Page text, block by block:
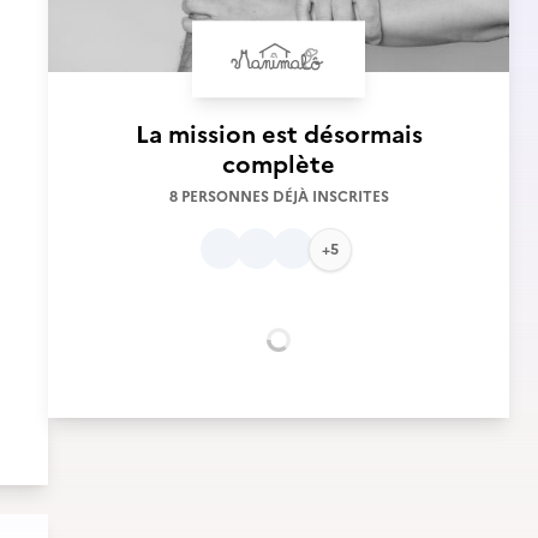
La mission est désormais
complète
8 PERSONNES DÉJÀ INSCRITES
+5
Chargement...